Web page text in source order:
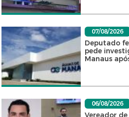
07/08/2026
Deputado
pede
Manaus
06/08/2026
Vereador